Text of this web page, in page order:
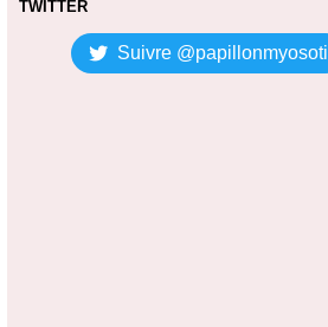
TWITTER
Suivre @papillonmyosoti